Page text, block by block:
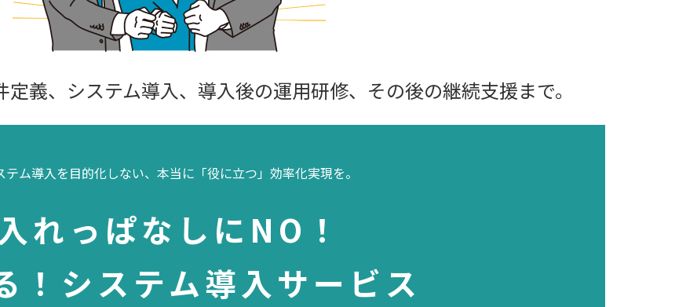
定義、システム導入、 導入後の運用研修、 その後の継続支援まで。
テム導入を目的化しない、 本当に「役に立つ」効率化実現を。
れっぱなしにNO！
！システム導入サービス